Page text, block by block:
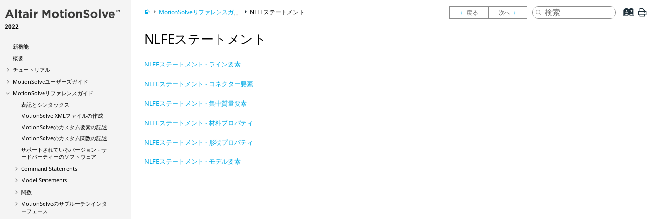
2022
新機能
概要
チュートリアル
MotionSolveユーザーズガイド
MotionSolveリファレンスガイド
表記とシンタックス
MotionSolveXMLファイルの作成
MotionSolveのカスタム要素の記述
MotionSolveのカスタム関数の記述
サポートされているバージョン - サ
ードパーティーのソフトウェア
Command Statements
Model Statements
関数
MotionSolveのサブルーチンインタ
ーフェース
MotionSolveリファレンスガイド NLFEステートメント
NLFEステートメント
NLFEステートメント - ライン要素
NLFEステートメント - コネクター要素
NLFEステートメント - 集中質量要素
NLFEステートメント - 材料プロパティ
NLFEステートメント - 形状プロパティ
NLFEステートメント - モデル要素